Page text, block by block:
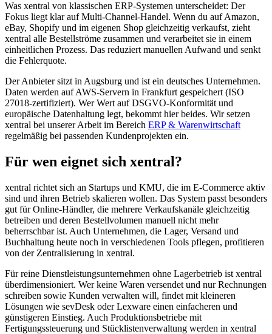
Was xentral von klassischen ERP-Systemen unterscheidet: Der
Fokus liegt klar auf Multi-Channel-Handel. Wenn du auf Amazon,
eBay, Shopify und im eigenen Shop gleichzeitig verkaufst, zieht
xentral alle Bestellströme zusammen und verarbeitet sie in einem
einheitlichen Prozess. Das reduziert manuellen Aufwand und senkt
die Fehlerquote.
Der Anbieter sitzt in Augsburg und ist ein deutsches Unternehmen.
Daten werden auf AWS-Servern in Frankfurt gespeichert (ISO
27018-zertifiziert). Wer Wert auf DSGVO-Konformität und
europäische Datenhaltung legt, bekommt hier beides. Wir setzen
xentral bei unserer Arbeit im Bereich ERP & Warenwirtschaft
regelmäßig bei passenden Kundenprojekten ein.
Für wen eignet sich xentral?
xentral richtet sich an Startups und KMU, die im E-Commerce aktiv
sind und ihren Betrieb skalieren wollen. Das System passt besonders
gut für Online-Händler, die mehrere Verkaufskanäle gleichzeitig
betreiben und deren Bestellvolumen manuell nicht mehr
beherrschbar ist. Auch Unternehmen, die Lager, Versand und
Buchhaltung heute noch in verschiedenen Tools pflegen, profitieren
von der Zentralisierung in xentral.
Für reine Dienstleistungsunternehmen ohne Lagerbetrieb ist xentral
überdimensioniert. Wer keine Waren versendet und nur Rechnungen
schreiben sowie Kunden verwalten will, findet mit kleineren
Lösungen wie sevDesk oder Lexware einen einfacheren und
günstigeren Einstieg. Auch Produktionsbetriebe mit
Fertigungssteuerung und Stücklistenverwaltung werden in xentral